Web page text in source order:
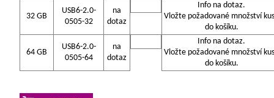
32 GB
USB6-2.0-
0505-32
na
dotaz
Info na dotaz.
Vložte požadované množství
do košíku.
64 GB
USB6-2.0-
0505-64
na
dotaz
Info na dotaz.
Vložte požadované množství
do košíku.